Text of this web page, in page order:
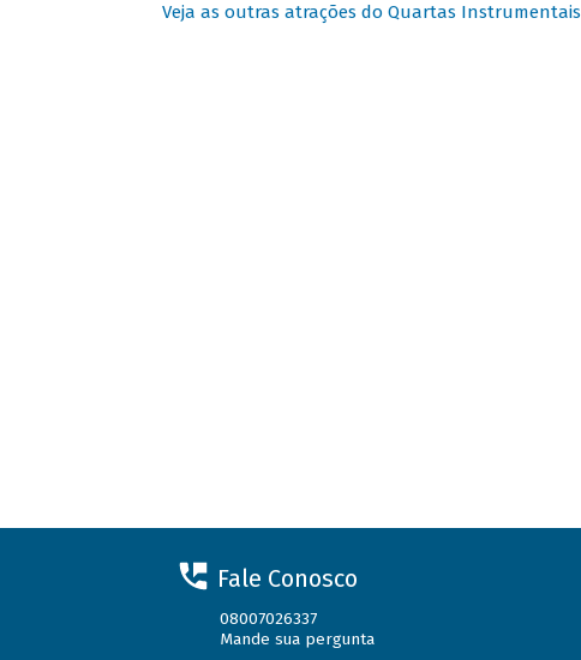
Veja as outras atrações do Quartas Instrumentais
Fale Conosco
08007026337
Mande sua pergunta